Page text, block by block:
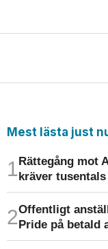
Mest lästa just
Rättegång mot
kräver
Offentligt
Pride på betald